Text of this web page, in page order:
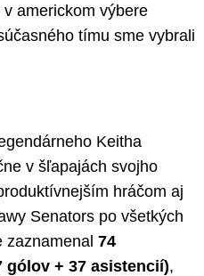
americkom výbere
tímu sme vybrali
Keitha
v šľapajách svojho
hráčom aj
Senators po všetkých
zaznamenal 74
gólov + 37 asistencií),